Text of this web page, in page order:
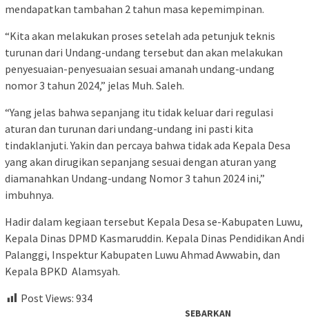
mendapatkan tambahan 2 tahun masa kepemimpinan.
“Kita akan melakukan proses setelah ada petunjuk teknis
turunan dari Undang-undang tersebut dan akan melakukan
penyesuaian-penyesuaian sesuai amanah undang-undang
nomor 3 tahun 2024,” jelas Muh. Saleh.
“Yang jelas bahwa sepanjang itu tidak keluar dari regulasi
aturan dan turunan dari undang-undang ini pasti kita
tindaklanjuti. Yakin dan percaya bahwa tidak ada Kepala Desa
yang akan dirugikan sepanjang sesuai dengan aturan yang
diamanahkan Undang-undang Nomor 3 tahun 2024 ini,”
imbuhnya.
Hadir dalam kegiaan tersebut Kepala Desa se-Kabupaten Luwu,
Kepala Dinas DPMD Kasmaruddin. Kepala Dinas Pendidikan Andi
Palanggi, Inspektur Kabupaten Luwu Ahmad Awwabin, dan
Kepala BPKD Alamsyah.
Post Views: 934
SEBARKAN